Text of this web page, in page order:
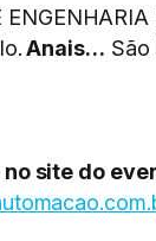
Anais… São
site do